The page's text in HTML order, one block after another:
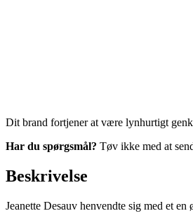
Dit brand fortjener at være lynhurtigt
Har du spørgsmål? Tøv ikke med at
Beskrivelse
Jeanette Desauv henvendte sig med et